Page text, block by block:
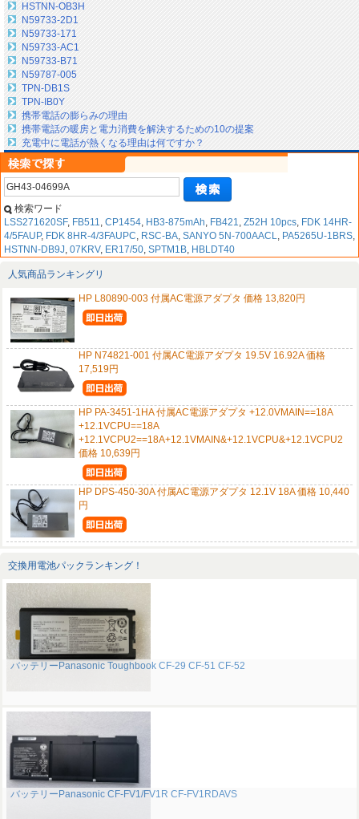
HSTNN-OB3H
N59733-2D1
N59733-171
N59733-AC1
N59733-B71
N59787-005
TPN-DB1S
TPN-IB0Y
携帯電話の膨らみの理由
携帯電話の暖房と電力消費を解決するための10の提案
充電中に電話が熱くなる理由は何ですか？
検索ワード
LSS271620SF, FB511, CP1454, HB3-875mAh, FB421, Z52H 10pcs, FDK 14HR-
4/5FAUP, FDK 8HR-4/3FAUPC, RSC-BA, SANYO 5N-700AACL, PA5265U-1BRS,
HSTNN-DB9J, 07KRV, ER17/50, SPTM1B, HBLDT40
人気商品ランキングリ
HP L80890-003 付属AC電源アダプタ 価格 13,820円
HP N74821-001 付属AC電源アダプタ 19.5V 16.92A 価格
17,519円
HP PA-3451-1HA 付属AC電源アダプタ +12.0VMAIN==18A
+12.1VCPU==18A
+12.1VCPU2==18A+12.1VMAIN&+12.1VCPU&+12.1VCPU2
価格 10,639円
HP DPS-450-30A 付属AC電源アダプタ 12.1V 18A 価格 10,440
円
交換用電池パックランキング！
バッテリーPanasonic Toughbook CF-29 CF-51 CF-52
バッテリーPanasonic CF-FV1/FV1R CF-FV1RDAVS